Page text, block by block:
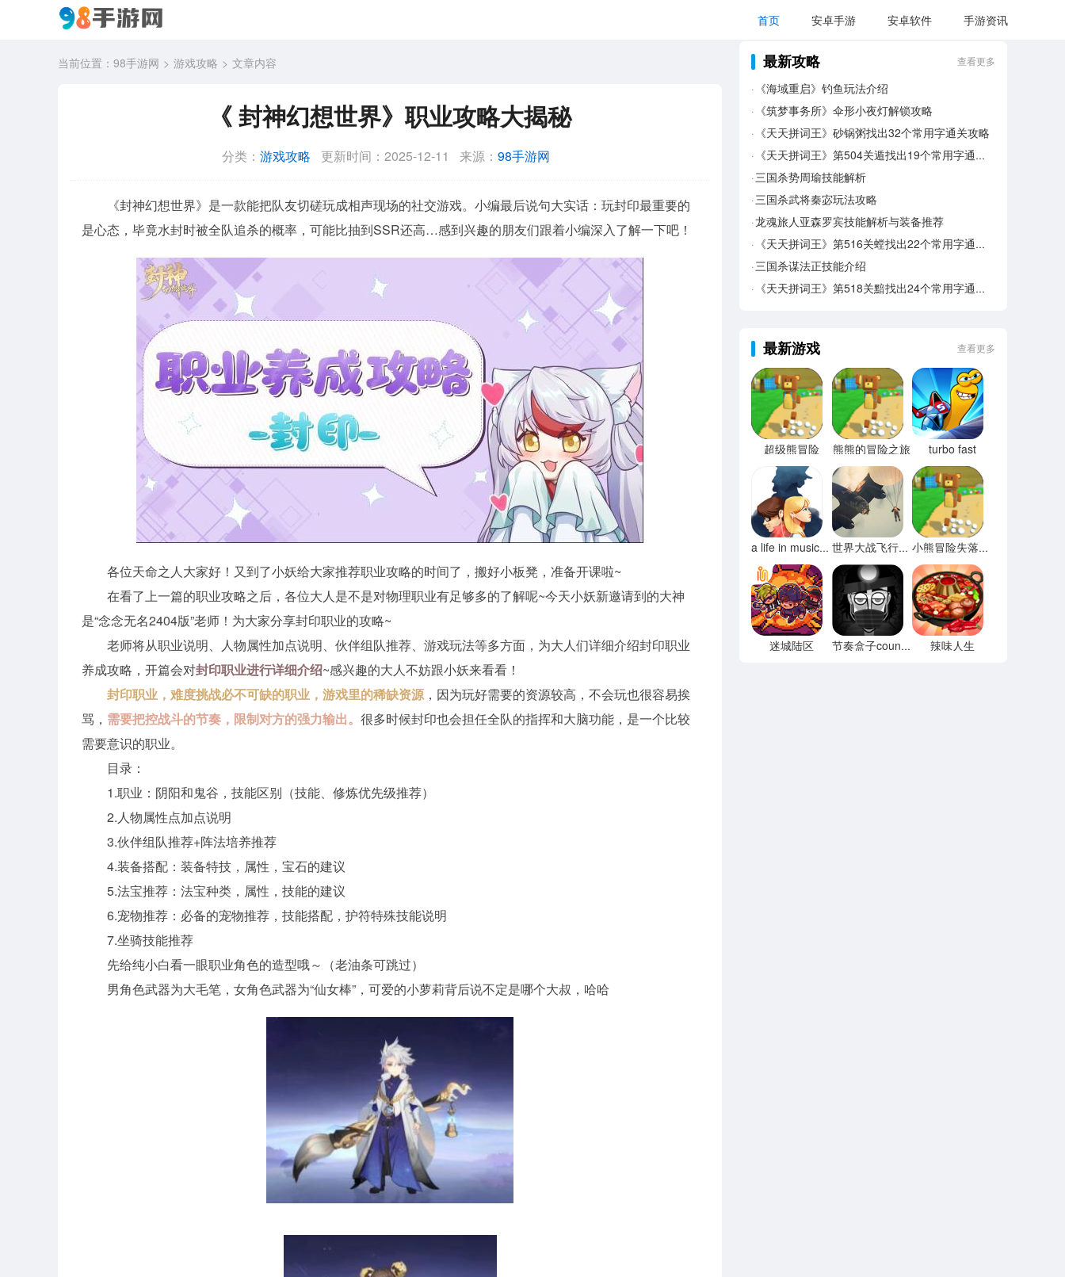
首页 安卓手游 安卓软件 手游资讯
当前位置： 98手游网 游戏攻略 文章内容
《 封神幻想世界》职业攻略大揭秘
分类： 游戏攻略 更新时间：2025-12-11 来源： 98手游网
《封神幻想世界》是一款能把队友切磋玩成相声现场的社交游戏。小编最后说句大实话：玩封印最重要的
是心态，毕竟水封时被全队追杀的概率，可能比抽到SSR还高…感到兴趣的朋友们跟着小编深入了解一下吧！
各位天命之人大家好！又到了小妖给大家推荐职业攻略的时间了，搬好小板凳，准备开课啦~
在看了上一篇的职业攻略之后，各位大人是不是对物理职业有足够多的了解呢~今天小妖新邀请到的大神
是“念念无名2404版”老师！为大家分享封印职业的攻略~
老师将从职业说明、人物属性加点说明、伙伴组队推荐、游戏玩法等多方面，为大人们详细介绍封印职业
养成攻略，开篇会对封印职业进行详细介绍~感兴趣的大人不妨跟小妖来看看！
封印职业，难度挑战必不可缺的职业，游戏里的稀缺资源，因为玩好需要的资源较高，不会玩也很容易挨
骂， 需要把控战斗的节奏，限制对方的强力输出。 很多时候封印也会担任全队的指挥和大脑功能，是一个比较
需要意识的职业。
目录：
1.职业：阴阳和鬼谷，技能区别（技能、修炼优先级推荐）
2.人物属性点加点说明
3.伙伴组队推荐+阵法培养推荐
4.装备搭配：装备特技，属性，宝石的建议
5.法宝推荐：法宝种类，属性，技能的建议
6.宠物推荐：必备的宠物推荐，技能搭配，护符特殊技能说明
7.坐骑技能推荐
先给纯小白看一眼职业角色的造型哦～（老油条可跳过）
男角色武器为大毛笔，女角色武器为“仙女棒”，可爱的小萝莉背后说不定是哪个大叔，哈哈
最新攻略 查看更多
《海域重启》钓鱼玩法介绍
《筑梦事务所》伞形小夜灯解锁攻略
《天天拼词王》砂锅粥找出32个常用字通关攻略
《天天拼词王》第504关遁找出19个常用字通关攻略
三国杀势周瑜技能解析
三国杀武将秦宓玩法攻略
龙魂旅人亚森罗宾技能解析与装备推荐
《天天拼词王》第516关螳找出22个常用字通关攻略
三国杀谋法正技能介绍
《天天拼词王》第518关黯找出24个常用字通关攻略
最新游戏 查看更多
超级熊冒险 熊熊的冒险之旅 turbo fast
a life in music音乐人生 世界大战飞行模拟器 小熊冒险失落之都
迷城陆区 节奏盒子county模组 辣味人生